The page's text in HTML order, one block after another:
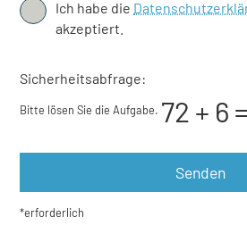
Ich habe die
akzeptiert.
Sicherheitsabfrage:
Bitte lösen Sie die Aufgabe.
*erforderlich